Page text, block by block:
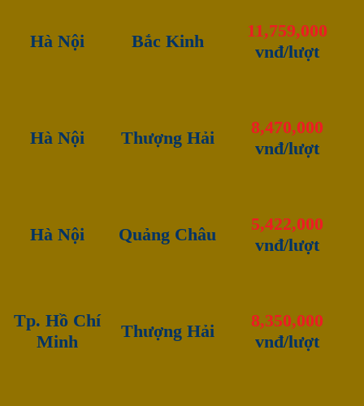
Hà Nội Bắc Kinh
11,759,000
vnđ/lượt
Hà Nội Thượng Hải
8,470,000
vnđ/lượt
Hà Nội Quảng Châu
5,422,000
vnđ/lượt
Tp. Hồ Chí
Minh
Thượng Hải
8,350,000
vnđ/lượt